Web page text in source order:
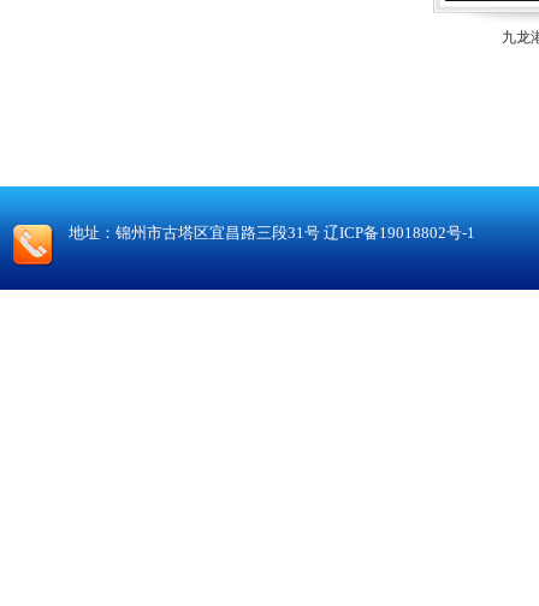
九龙
地址：锦州市古塔区宜昌路三段31号 辽ICP备19018802号-1